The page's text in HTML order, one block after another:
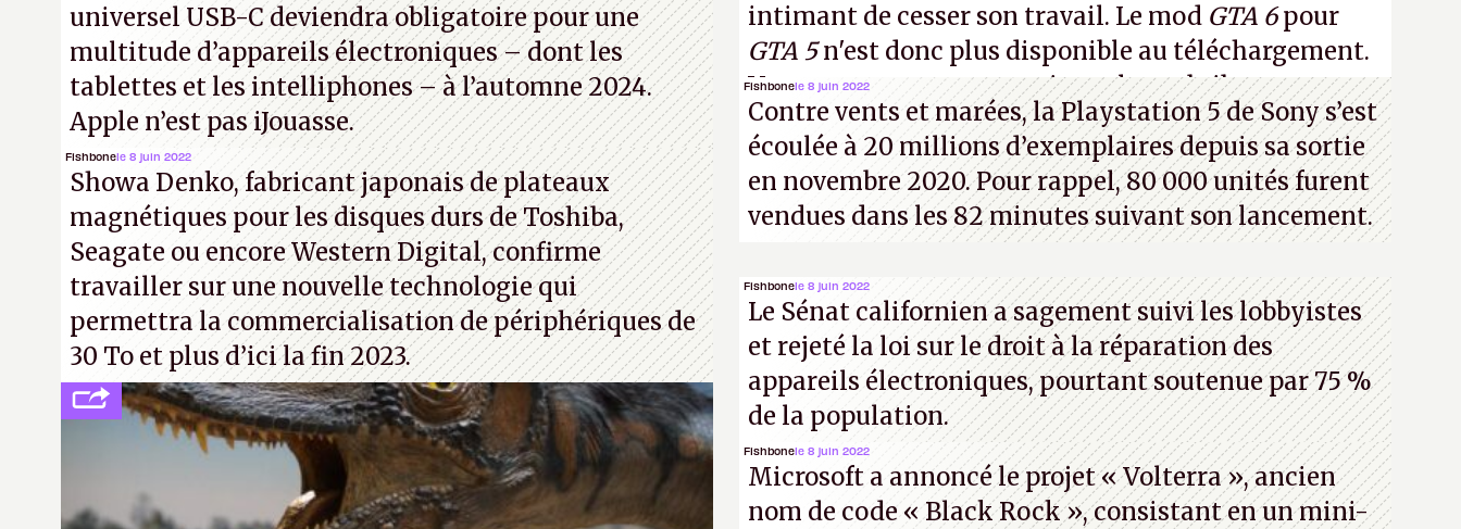
intimant de cesser son travail. Le mod GTA 6pour
GTA 5n'est donc plus disponible au téléchargement.
Vous pouvez encore en voir quelques bribes surcette
vidéo YouTube.A.
Fishbonele 8 juin 2022
Contre vents et marées, la Playstation 5 de Sony s’est
écoulée à 20 millions d’exemplaires depuis sa sortie
en novembre 2020. Pour rappel, 80 000 unités furent
vendues dans les 82 minutes suivant son lancement.
universel USB-C deviendra obligatoire pour une
multitude d’appareils électroniques – dont les
tablettes et les intelliphones – à l’automne 2024.
Apple n’est pas iJouasse.
Fishbonele 8 juin 2022
Le Sénat californien a sagement suivi les lobbyistes
et rejeté la loi sur le droit à la réparation des
appareils électroniques, pourtant soutenue par 75 %
de la population.
Fishbonele 8 juin 2022
Showa Denko, fabricant japonais de plateaux
magnétiques pour les disques durs de Toshiba,
Seagate ou encore Western Digital, confirme
travailler sur une nouvelle technologie qui
permettra la commercialisation de périphériques de
30 To et plus d’ici la fin 2023.
Fishbonele 8 juin 2022
Microsoft a annoncé le projet « Volterra », ancien
nom de code « Black Rock », consistant en un mini-